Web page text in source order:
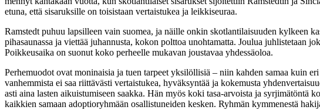
etuna, että sisaruksille on toisistaan vertaistukea ja leikkiseuraa.
Ramstedt puhuu lapsilleen vain suomea, ja näille onkin skotlantilaisuuden kylkeen
pihasaunassa ja viettää juhannusta, kokon polttoa unohtamatta. Joulua juhlistetaan
Poikkeusaika on suonut koko perheelle mukavan joustavaa yhdessäoloa.
Perhemuodot ovat moninaisia ja tuen tarpeet yksilöllisiä – niin kahden samaa kuin
vanhemmista ei saa riittävästi vertaistukea, hyväksyntää ja kokemusta
asti aina lasten aikuistumiseen saakka. Hän myös koki tasa-arvoista ja
kaikkien samaan adoptioryhmään osallistuneiden kesken. Ryhmän kymmenestä